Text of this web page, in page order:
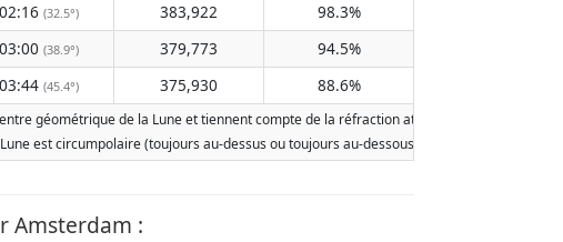
02:16 (32.5°) 383,922
98.3%
03:00 (38.9°) 379,773
94.5%
03:44 (45.4°) 375,930 88.6%
géométrique de la Lune et tiennent compte de la réfraction atmosphérique
est circumpolaire (toujours au-dessus ou toujours au-dessous de l'horizon). Deux
Amsterdam :